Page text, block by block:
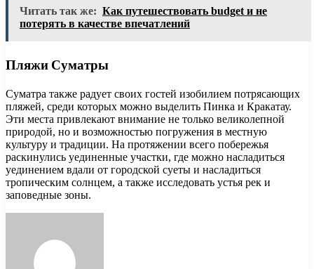
Читать так же: Как путешествовать budget и не
потерять в качестве впечатлений
Пляжи Суматры
Суматра также радует своих гостей изобилием потрясающих
пляжей, среди которых можно выделить Пинка и Кракатау.
Эти места привлекают внимание не только великолепной
природой, но и возможностью погружения в местную
культуру и традиции. На протяжении всего побережья
раскинулись уединенные участки, где можно насладиться
уединением вдали от городской суеты и насладиться
тропическим солнцем, а также исследовать устья рек и
заповедные зоны.